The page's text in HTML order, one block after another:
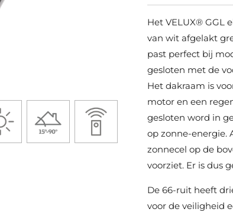
Het VELUX® GGL
van wit afgelakt
past perfect bij
gesloten met de
Het dakraam is
motor en een
gesloten word in
op zonne-energie.
zonnecel op de
voorziet. Er is dus
De 66-ruit heeft
voor de veiligheid